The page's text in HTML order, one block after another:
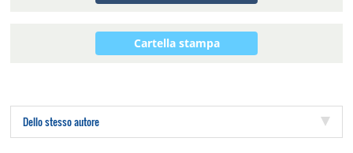
Cartella stampa
Dello stesso autore